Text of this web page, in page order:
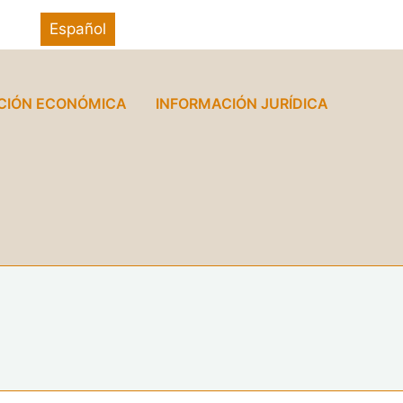
Español
ECONÓMICA INFORMACIÓN JURÍDICA